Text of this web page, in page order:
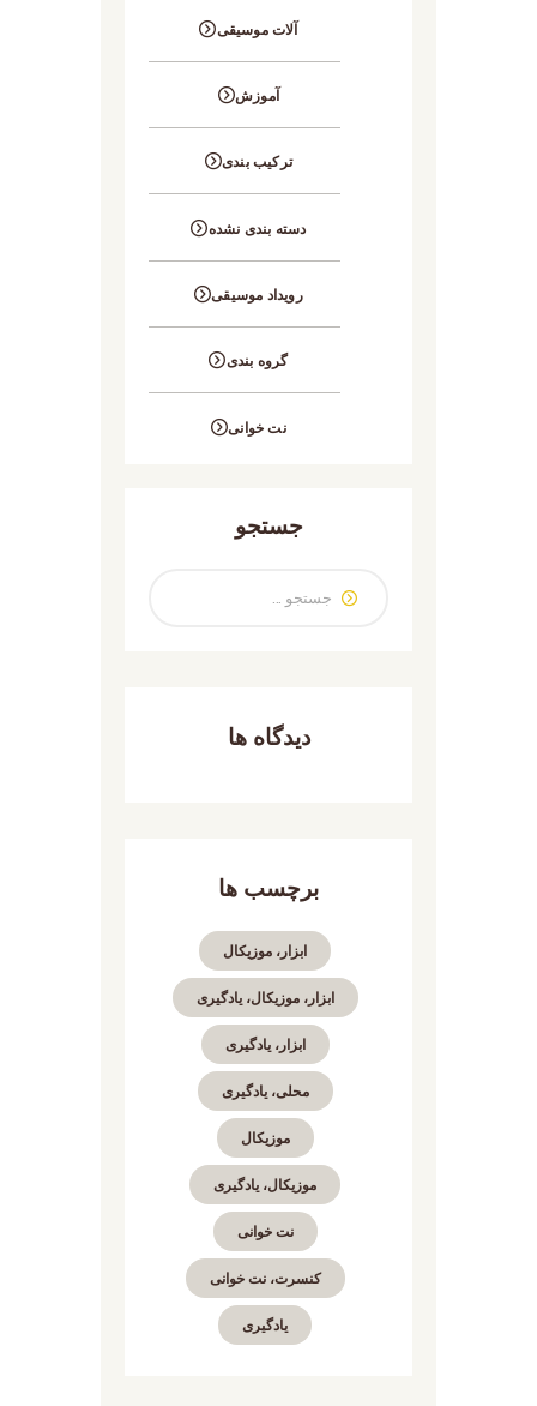
آلات موسیقی
آموزش
ترکیب بندی
دسته بندی نشده
رویداد موسیقی
گروه بندی
نت خوانی
جستجو
دیدگاه ها
برچسب ها
ابزار، موزیکال
ابزار، موزیکال، یادگیری
ابزار، یادگیری
محلی، یادگیری
موزیکال
موزیکال، یادگیری
نت خوانی
کنسرت، نت خوانی
یادگیری